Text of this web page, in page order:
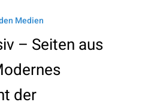
Medien
– Seiten aus
der